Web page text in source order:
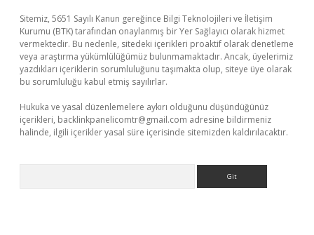
Sitemiz, 5651 Sayılı Kanun gereğince Bilgi Teknolojileri ve İletişim
Kurumu (BTK) tarafından onaylanmış bir Yer Sağlayıcı olarak hizmet
vermektedir. Bu nedenle, sitedeki içerikleri proaktif olarak denetleme
veya araştırma yükümlülüğümüz bulunmamaktadır. Ancak, üyelerimiz
yazdıkları içeriklerin sorumluluğunu taşımakta olup, siteye üye olarak
bu sorumluluğu kabul etmiş sayılırlar.
Hukuka ve yasal düzenlemelere aykırı olduğunu düşündüğünüz
içerikleri, backlinkpanelicomtr@gmail.com adresine bildirmeniz
halinde, ilgili içerikler yasal süre içerisinde sitemizden kaldırılacaktır.